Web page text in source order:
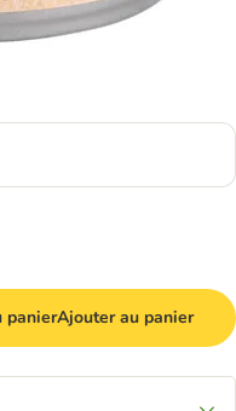
panierAjouter au panier